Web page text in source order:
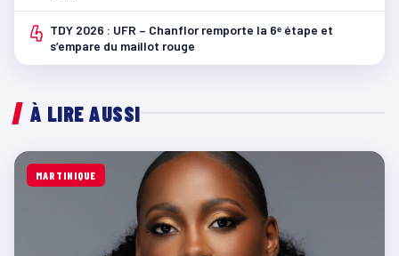
4 TDY 2026 : UFR – Chanflor remporte la 6ᵉ étape et
s’empare du maillot rouge
À LIRE AUSSI
MARTINIQUE